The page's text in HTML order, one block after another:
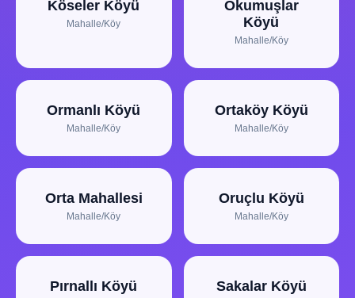
Köseler Köyü
Mahalle/Köy
Okumuşlar
Köyü
Mahalle/Köy
Ormanlı Köyü
Mahalle/Köy
Ortaköy Köyü
Mahalle/Köy
Orta Mahallesi
Mahalle/Köy
Oruçlu Köyü
Mahalle/Köy
Pırnallı Köyü Sakalar Köyü